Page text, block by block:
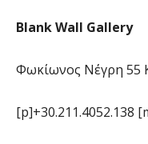
Blank Wall Gallery
Φωκίωνος Νέγρη 55
[p]+30.211.4052.138